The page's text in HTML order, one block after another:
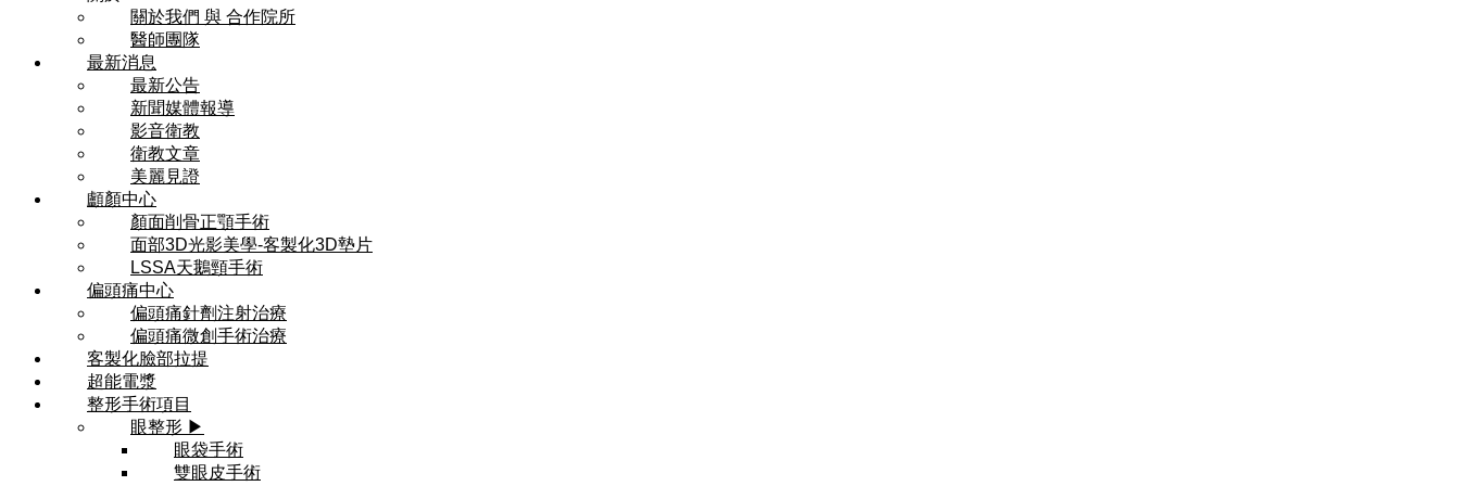
關於我們 與 合作院所
醫師團隊
最新消息
最新公告
新聞媒體報導
影音衛教
衛教文章
美麗見證
顱顏中心
顏面削骨正顎手術
面部3D光影美學-客製化3D墊片
LSSA天鵝頸手術
偏頭痛中心
偏頭痛針劑注射治療
偏頭痛微創手術治療
客製化臉部拉提
超能電漿
整形手術項目
眼整形 ▶
眼袋手術
雙眼皮手術